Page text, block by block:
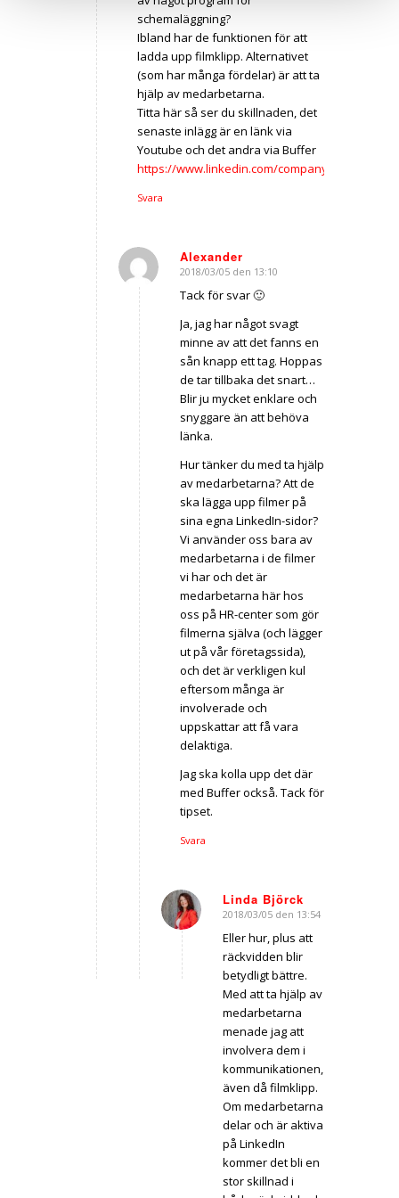
schemaläggning?
Ibland har de funktionen för att
ladda upp filmklipp. Alternativet
(som har många fördelar) är att ta
hjälp av medarbetarna.
Titta här så ser du skillnaden, det
senaste inlägg är en länk via
Youtube och det andra via Buffer
https://www.linkedin.com/company/smartbizz/
Svara
Alexander
says:
2018/03/05 den 13:10
Tack för svar 🙂
Ja, jag har något svagt
minne av att det fanns en
sån knapp ett tag. Hoppas
de tar tillbaka det snart…
Blir ju mycket enklare och
snyggare än att behöva
länka.
Hur tänker du med ta hjälp
av medarbetarna? Att de
ska lägga upp filmer på
sina egna LinkedIn-sidor?
Vi använder oss bara av
medarbetarna i de filmer
vi har och det är
medarbetarna här hos
oss på HR-center som gör
filmerna själva (och lägger
ut på vår företagssida),
och det är verkligen kul
eftersom många är
involverade och
uppskattar att få vara
delaktiga.
Jag ska kolla upp det där
med Buffer också. Tack för
tipset.
Svara
Linda Björck
says:
2018/03/05 den 13:54
Eller hur, plus att
räckvidden blir
betydligt bättre.
Med att ta hjälp av
medarbetarna
menade jag att
involvera dem i
kommunikationen,
även då filmklipp.
Om medarbetarna
delar och är aktiva
på LinkedIn
kommer det bli en
stor skillnad i